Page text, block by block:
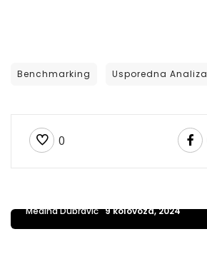
Benchmarking Usporedna Analiza
0
VODIČI
Mediha Dubravić 9 kolovoza, 2024